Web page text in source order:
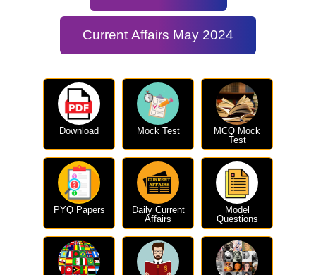
Current Affairs May 2024
Download Mock Test
MCQ Mock
Test
PYQ Papers
Daily Current
Affairs
Model
Questions